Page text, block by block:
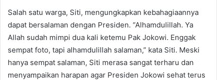
Salah satu warga, Siti, mengungkapkan kebahagiaannya
dapat bersalaman dengan Presiden. “Alhamdulillah. Ya
Allah sudah mimpi dua kali ketemu Pak Jokowi. Enggak
sempat foto, tapi alhamdulillah salaman,” kata Siti. Meski
hanya sempat salaman, Siti merasa sangat terharu dan
menyampaikan harapan agar Presiden Jokowi sehat terus